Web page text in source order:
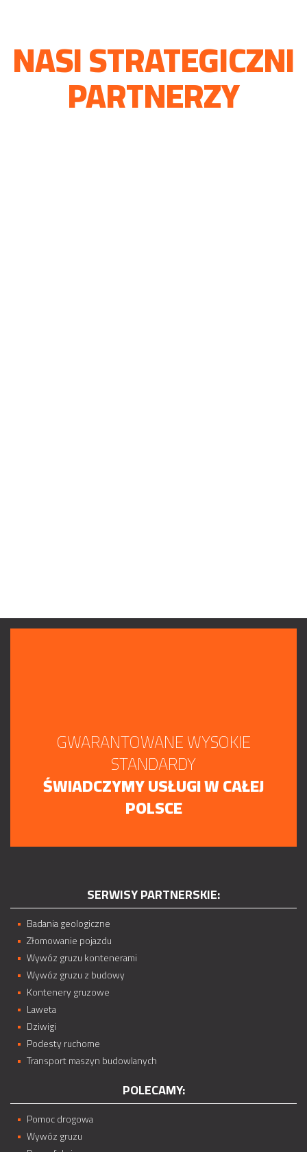
NASI STRATEGICZNI
PARTNERZY
GWARANTOWANE WYSOKIE
STANDARDY
ŚWIADCZYMY USŁUGI W CAŁEJ
POLSCE
SERWISY PARTNERSKIE:
Badania geologiczne
Złomowanie pojazdu
Wywóz gruzu kontenerami
Wywóz gruzu z budowy
Kontenery gruzowe
Laweta
Dziwigi
Podesty ruchome
Transport maszyn budowlanych
POLECAMY:
Pomoc drogowa
Wywóz gruzu